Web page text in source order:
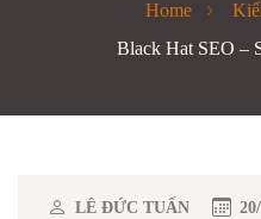
Home
Black Hat SEO –
LÊ ĐỨC TUẤN